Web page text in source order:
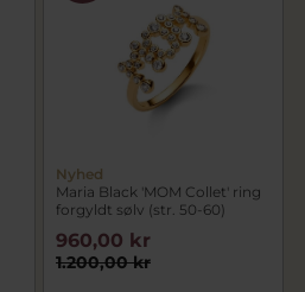
Nyhed
Maria Black 'MOM Collet' ring
forgyldt sølv (str. 50-60)
1.200,00 kr
960,00 kr